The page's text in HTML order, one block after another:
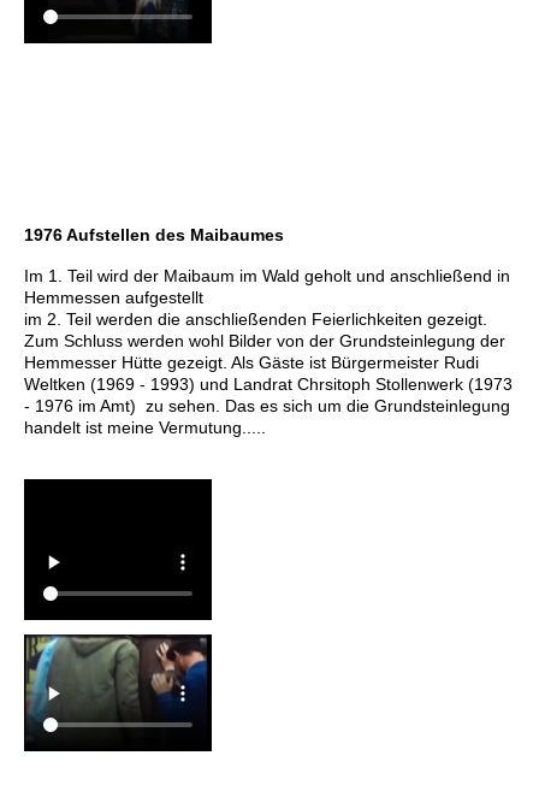
1976 Aufstellen des Maibaumes
Im 1. Teil wird der Maibaum im Wald geholt und anschließend in
Hemmessen aufgestellt
im 2. Teil werden die anschließenden Feierlichkeiten gezeigt.
Zum Schluss werden wohl Bilder von der Grundsteinlegung der
Hemmesser Hütte gezeigt. Als Gäste ist Bürgermeister Rudi
Weltken (1969 - 1993) und Landrat Chrsitoph Stollenwerk (1973
- 1976 im Amt) zu sehen. Das es sich um die Grundsteinlegung
handelt ist meine Vermutung.....